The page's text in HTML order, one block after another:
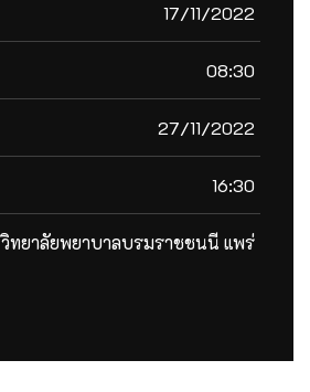
17/11/2022
08:30
27/11/2022
16:30
วิทยาลัยพยาบาลบรมราชชนนี แพร่